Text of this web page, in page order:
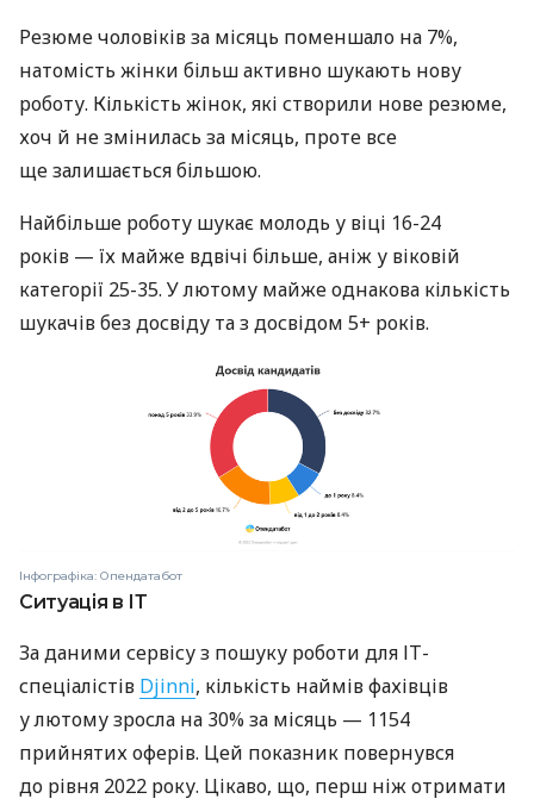
Резюме чоловіків за місяць поменшало на 7%,
натомість жінки більш активно шукають нову
роботу. Кількість жінок, які створили нове резюме,
хоч й не змінилась за місяць, проте все
ще залишається більшою.
Найбільше роботу шукає молодь у віці 16-24
років — їх майже вдвічі більше, аніж у віковій
категорії 25-35. У лютому майже однакова кількість
шукачів без досвіду та з досвідом 5+ років.
Інфографіка: Опендатабот
Ситуація в ІТ
За даними сервісу з пошуку роботи для ІТ-
спеціалістів Djinni, кількість наймів фахівців
у лютому зросла на 30% за місяць — 1154
прийнятих оферів. Цей показник повернувся
до рівня 2022 року. Цікаво, що, перш ніж отримати